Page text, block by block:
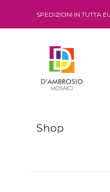
SPEDIZIONI IN TUTTA
Shop